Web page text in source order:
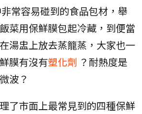
常容易碰到的食品包材，舉
菜用保鮮膜包起冷藏，到便當
湯盅上放去蒸籠蒸，大家也一
膜有沒有塑化劑 ？耐熱度是
波？
了市面上最常見到的四種保鮮